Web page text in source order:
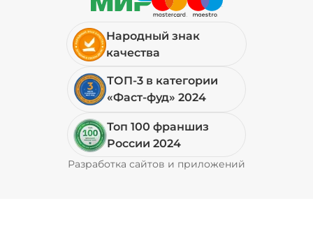
Народный знак
качества
ТОП-3 в категории
«Фаст-фуд» 2024
Топ 100 франшиз
России 2024
Разработка сайтов и приложений
Pyrobyte